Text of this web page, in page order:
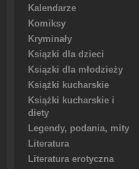
Kalendarze
Komiksy
Kryminały
Ksiązki dla dzieci
Ksiązki dla młodzieży
Książki kucharskie
Książki kucharskie i
diety
Legendy, podania, mity
Literatura
Literatura erotyczna